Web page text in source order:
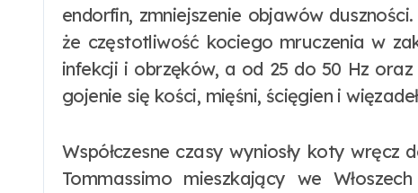
endorfin, zmniejszenie objawów
że częstotliwość kociego mruczenia w
infekcji i obrzęków, a od 25 do 50 Hz
gojenie się kości, mięśni, ścięgien i
Współczesne czasy wyniosły koty
Tommassimo mieszkający we